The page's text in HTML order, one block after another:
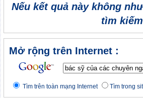
Nếu kết quả này không
tìm
Mở rộng trên Internet :
Tìm trên toàn mạng Internet Tìm trong